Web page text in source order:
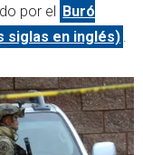
por el Buró
siglas en inglés) .